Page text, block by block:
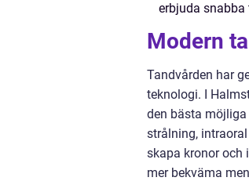
erbjuda snabba
Modern
Tandvården har
teknologi. I
den bästa
strålning,
skapa kronor och
mer bekväma